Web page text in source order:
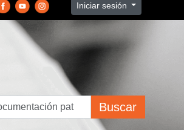
Iniciar sesión
Buscar